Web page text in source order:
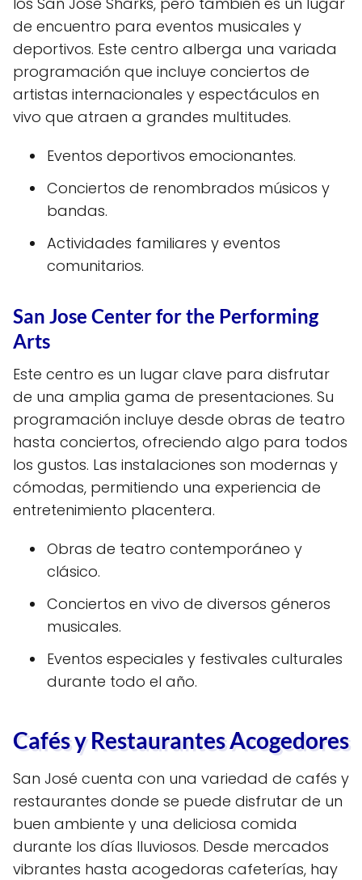
de encuentro para eventos musicales y
deportivos. Este centro alberga una variada
programación que incluye conciertos de
artistas internacionales y espectáculos en
vivo que atraen a grandes multitudes.
Eventos deportivos emocionantes.
Conciertos de renombrados músicos y
bandas.
Actividades familiares y eventos
comunitarios.
San Jose Center for the Performing
Arts
Este centro es un lugar clave para disfrutar
de una amplia gama de presentaciones. Su
programación incluye desde obras de teatro
hasta conciertos, ofreciendo algo para todos
los gustos. Las instalaciones son modernas y
cómodas, permitiendo una experiencia de
entretenimiento placentera.
Obras de teatro contemporáneo y
clásico.
Conciertos en vivo de diversos géneros
musicales.
Eventos especiales y festivales culturales
durante todo el año.
Cafés y Restaurantes Acogedores
San José cuenta con una variedad de cafés y
restaurantes donde se puede disfrutar de un
buen ambiente y una deliciosa comida
durante los días lluviosos. Desde mercados
vibrantes hasta acogedoras cafeterías, hay